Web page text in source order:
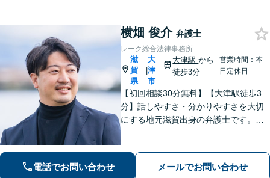
横畑 俊介 弁護士
レーク総合法律事務所
滋
賀
県
|
大
津
市
大津駅から
徒歩3分
営業時間：本
日定休日
【初回相談30分無料】【大津駅徒歩3
分】話しやすさ・分かりやすさを大切
にする地元滋賀出身の弁護士です。離
ます。一人で抱え込まず、まずはお気
軽にご相談ください。
電話でお問い合わせ メールでお問い合わせ